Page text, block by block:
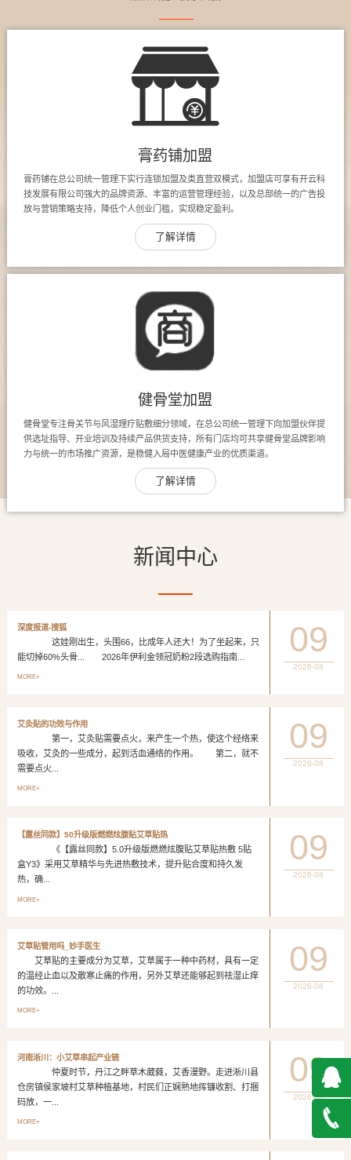
膏药铺加盟
膏药铺在总公司统一管理下实行连锁加盟及类直营双模式，加盟店可享有开云科
技发展有限公司强大的品牌资源、丰富的运营管理经验，以及总部统一的广告投
放与营销策略支持，降低个人创业门槛，实现稳定盈利。
了解详情
健骨堂加盟
健骨堂专注骨关节与风湿理疗贴敷细分领域，在总公司统一管理下向加盟伙伴提
供选址指导、开业培训及持续产品供货支持，所有门店均可共享健骨堂品牌影响
力与统一的市场推广资源，是稳健入局中医健康产业的优质渠道。
了解详情
新闻中心
深度报道-搜狐
这娃刚出生，头围66，比成年人还大！为了坐起来，只
能切掉60%头骨... 2026年伊利金领冠奶粉2段选购指南...
MORE+
09
2026-08
艾灸贴的功效与作用
第一，艾灸贴需要点火，来产生一个热，使这个经络来
吸收，艾灸的一些成分，起到活血通络的作用。 第二，就不
需要点火...
MORE+
09
2026-08
【露丝同款】50升级版燃燃炫腹贴艾草贴热
《【露丝同款】5.0升级版燃燃炫腹贴艾草贴热敷 5贴
盒Y3》采用艾草精华与先进热敷技术，提升贴合度和持久发
热，确...
MORE+
09
2026-08
艾草贴管用吗_妙手医生
艾草贴的主要成分为艾草，艾草属于一种中药材，具有一定
的温经止血以及散寒止痛的作用，另外艾草还能够起到祛湿止痒
的功效。...
MORE+
09
2026-08
河南淅川：小艾草串起产业链
仲夏时节，丹江之畔草木葳蕤，艾香漫野。走进淅川县
仓房镇侯家坡村艾草种植基地，村民们正娴熟地挥镰收割、打捆
码放，一...
MORE+
09
2026-08
QQ在